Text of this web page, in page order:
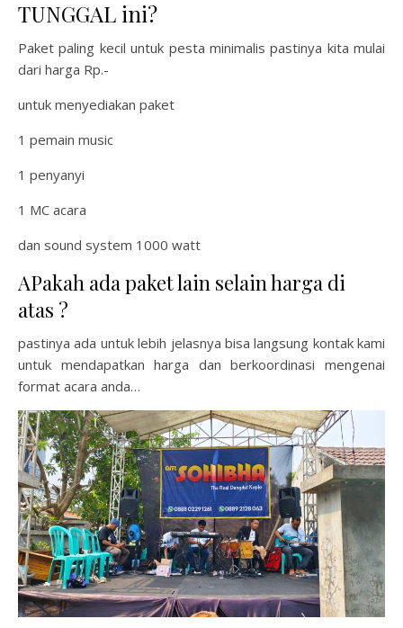
TUNGGAL ini?
Paket paling kecil untuk pesta minimalis pastinya kita mulai
dari harga Rp.-
untuk menyediakan paket
1 pemain music
1 penyanyi
1 MC acara
dan sound system 1000 watt
APakah ada paket lain selain harga di
atas ?
pastinya ada untuk lebih jelasnya bisa langsung kontak kami
untuk mendapatkan harga dan berkoordinasi mengenai
format acara anda…